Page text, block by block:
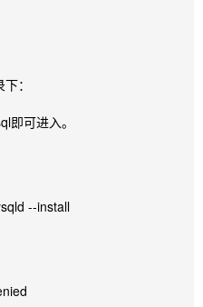
：
即可进入。
--install